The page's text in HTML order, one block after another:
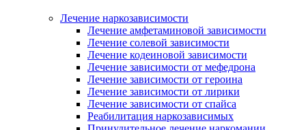
Лечение наркозависимости
Лечение амфетаминовой зависимости
Лечение солевой зависимости
Лечение кодеиновой зависимости
Лечение зависимости от мефедрона
Лечение зависимости от героина
Лечение зависимости от лирики
Лечение зависимости от спайса
Реабилитация наркозависимых